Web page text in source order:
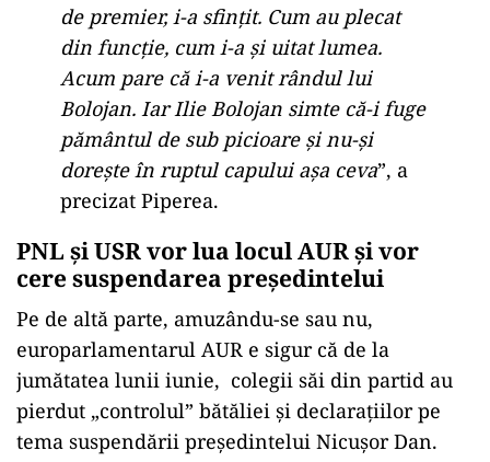
de premier, i-a sfințit. Cum au plecat
din funcție, cum i-a și uitat lumea.
Acum pare că i-a venit rândul lui
Bolojan. Iar Ilie Bolojan simte că-i fuge
pământul de sub picioare și nu-și
dorește în ruptul capului așa ceva”, a
precizat Piperea.
PNL și USR vor lua locul AUR și vor
cere suspendarea președintelui
Pe de altă parte, amuzându-se sau nu,
europarlamentarul AUR e sigur că de la
jumătatea lunii iunie, colegii săi din partid au
pierdut „controlul” bătăliei și declarațiilor pe
tema suspendării președintelui Nicușor Dan.